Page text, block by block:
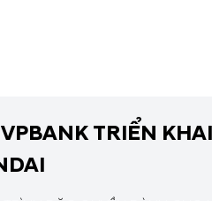
TRIỂN